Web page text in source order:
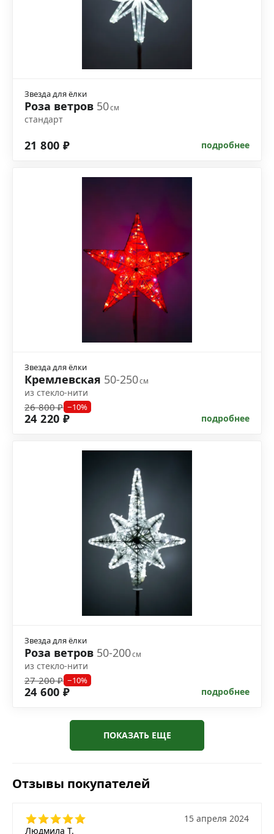
Звезда для ёлки
Роза ветров 50см
стандарт
21 800 ₽ подробнее
Звезда для ёлки
Кремлевская 50-250см
из стекло-нити
26 800 ₽ −10%
24 220 ₽ подробнее
Звезда для ёлки
Роза ветров 50-200см
из стекло-нити
27 200 ₽ −10%
24 600 ₽ подробнее
ПОКАЗАТЬ ЕЩЕ
Отзывы покупателей
Людмила Т.
15 апреля 2024